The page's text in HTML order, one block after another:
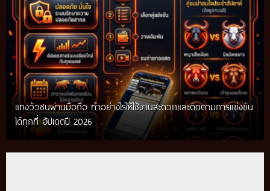
แทงวัวชนผ่านมือถือ ทำอย่างไรให้ใช้งานสะดวกและติดตามการแข่งขัน
ได้ทุกที่ อัปเดตปี 2026